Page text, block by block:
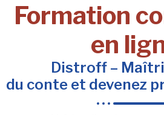
Formation
en
Distroff –
du conte et devenez